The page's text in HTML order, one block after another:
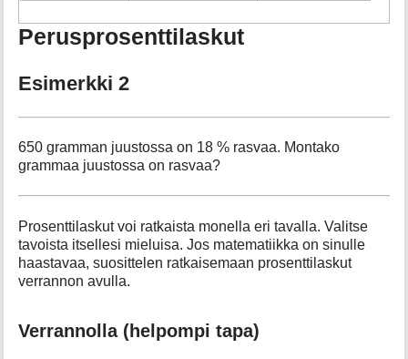
Perusprosenttilaskut
Esimerkki 2
650 gramman juustossa on 18 % rasvaa. Montako
grammaa juustossa on rasvaa?
Prosenttilaskut voi ratkaista monella eri tavalla. Valitse
tavoista itsellesi mieluisa. Jos matematiikka on sinulle
haastavaa, suosittelen ratkaisemaan prosenttilaskut
verrannon avulla.
Verrannolla (helpompi tapa)